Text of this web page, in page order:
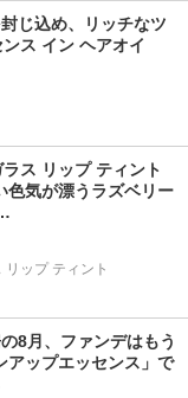
じ込め、リッチなツ
ス イン ヘアオイ
ス リップ ティント
色気が漂うラズベリー
ップ ティント
8月、ファンデはもう
アップエッセンス」で